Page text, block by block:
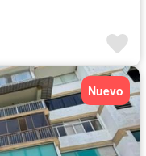
Nuevo